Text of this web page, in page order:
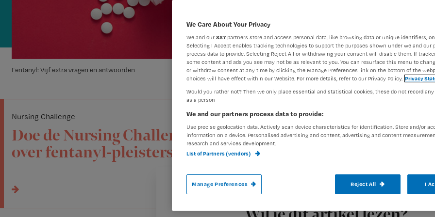
Fentanyl: Vijf extra vragen en antwoorden
Registreren
Nursing Challenge
Doe de Nursing Challenge
over fentanyl-pleisters
verpleegkundigen gaven aan nóg meer
Daarom nu antwoord op de meest
We Care About Your Privacy
We and our 887 partners store and access personal data, like browsing data or unique identifiers,
Selecting I Accept enables tracking technologies to support the purposes shown under we and our
process data to provide. Selecting Reject All or withdrawing your consent will disable them. If
some content and ads you see may not be as relevant to you. You can resurface this menu to
or withdraw consent at any time by clicking the Manage Preferences link on the bottom of the
choices will have effect within our Website. For more details, refer to our Privacy Policy. Privacy
Would you rather not? Then we only place essential and statistical cookies, these do not record
as a person
We and our partners process data to provide:
Use precise geolocation data. Actively scan device characteristics for identification. Store and/or
information on a device. Personalised advertising and content, advertising and content
research and services development.
List of Partners (vendors)
Manage Preferences Reject All I